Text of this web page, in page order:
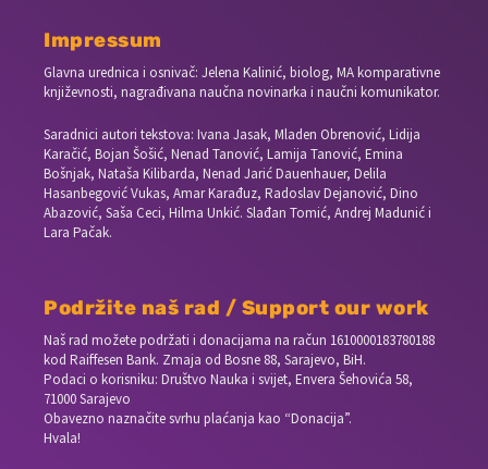
Impressum
Glavna urednica i osnivač: Jelena Kalinić, biolog, MA komparativne
književnosti, nagrađivana naučna novinarka i naučni komunikator.
Saradnici autori tekstova: Ivana Jasak, Mladen Obrenović, Lidija
Karačić, Bojan Šošić, Nenad Tanović, Lamija Tanović, Emina
Bošnjak, Nataša Kilibarda, Nenad Jarić Dauenhauer, Delila
Hasanbegović Vukas, Amar Karađuz, Radoslav Dejanović, Dino
Abazović, Saša Ceci, Hilma Unkić. Slađan Tomić, Andrej Madunić i
Lara Pačak.
Podržite naš rad / Support our work
Naš rad možete podržati i donacijama na račun 1610000183780188
kod Raiffesen Bank. Zmaja od Bosne 88, Sarajevo, BiH.
Podaci o korisniku: Društvo Nauka i svijet, Envera Šehovića 58,
71000 Sarajevo
Obavezno naznačite svrhu plaćanja kao “Donacija”.
Hvala!